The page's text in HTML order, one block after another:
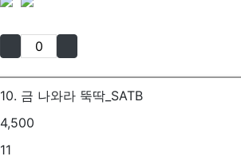
10. 금 나와라 뚝딱_SATB
4,500
11